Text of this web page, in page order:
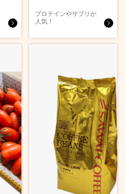
プロテインやサプリが
人気！